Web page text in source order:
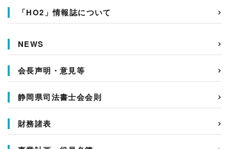
「HO2」情報誌について
NEWS
会長声明・意見等
静岡県司法書士会会則
財務諸表